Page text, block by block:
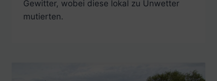
Gewitter, wobei diese lokal zu Unwetter
mutierten.